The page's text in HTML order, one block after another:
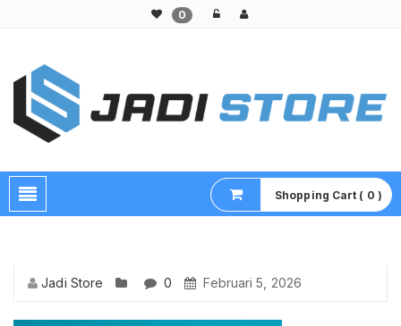
0
Shopping Cart ( 0 )
Jadi Store 0 Februari 5, 2026